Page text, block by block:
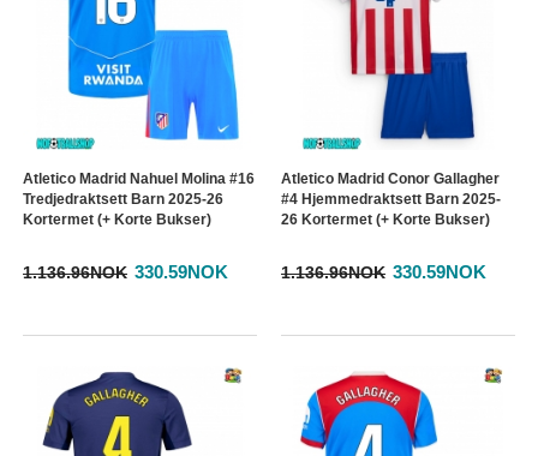
Atletico Madrid Nahuel Molina #16
Tredjedraktsett Barn 2025-26
Kortermet (+ Korte Bukser)
1.136.96NOK 330.59NOK
Atletico Madrid Conor Gallagher
#4 Hjemmedraktsett Barn 2025-
26 Kortermet (+ Korte Bukser)
1.136.96NOK 330.59NOK